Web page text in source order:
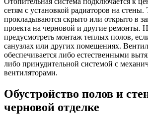
сетям с установкой радиаторов на
прокладываются скрыто или открыто в
проекта на черновой и другие ремонты.
предусмотреть монтаж теплых полов,
санузлах или других помещениях.
обеспечивается либо естественными
либо принудительной системой с
вентиляторами.​
Обустройство полов и
черновой отделке